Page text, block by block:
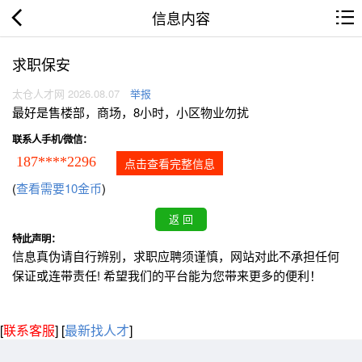
信息内容
求职保安
太仓人才网 2026.08.07 举报
最好是售楼部，商场，8小时，小区物业勿扰
联系人手机/微信：
187****2296 点击查看完整信息
(查看需要10金币)
特此声明：
信息真伪请自行辨别，求职应聘须谨慎，网站对此不承担任何
保证或连带责任! 希望我们的平台能为您带来更多的便利！
[联系客服] [最新找人才]